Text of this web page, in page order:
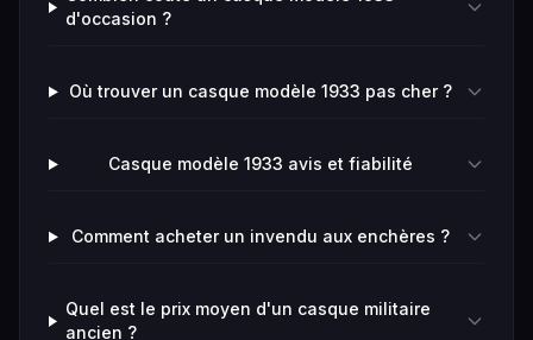
d'occasion ?
Où trouver un casque modèle 1933 pas cher ?
Casque modèle 1933 avis et fiabilité
Comment acheter un invendu aux enchères ?
Quel est le prix moyen d'un casque militaire
ancien ?